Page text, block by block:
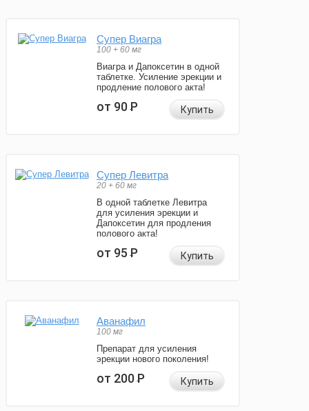
Супер Виагра
100 + 60 мг
Виагра и Дапоксетин в одной
таблетке. Усиление эрекции и
продление полового акта!
от 90Р Купить
Супер Левитра
20 + 60 мг
В одной таблетке Левитра
для усиления эрекции и
Дапоксетин для продления
полового акта!
от 95Р Купить
Аванафил
100 мг
Препарат для усиления
эрекции нового поколения!
от 200Р Купить